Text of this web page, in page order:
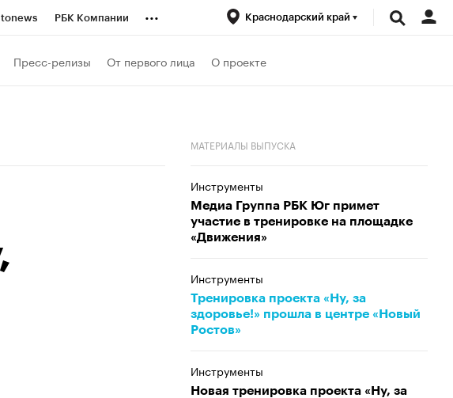
РБК Компании ... Краснодарский край
Пресс-релизы От первого лица О проекте
МАТЕРИАЛЫ ВЫПУСКА
Инструменты
Медиа Группа РБК Юг примет
участие в тренировке на площадке
«Движения»
Инструменты
Тренировка проекта «Ну, за
здоровье!» прошла в центре «Новый
Ростов»
Инструменты
Новая тренировка проекта «Ну, за